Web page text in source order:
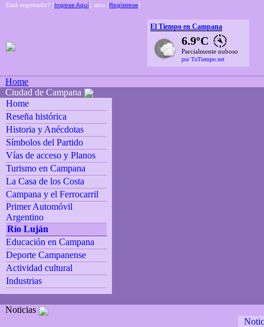
Está registrado? [Ingrese Aquí], sino [Regístrese]
El Tiempo en Campana
6.9ºC
Parcialmente nuboso
por TuTiempo.net
Home
Ciudad de Campana
Home
Reseña histórica
Historia y Anécdotas
Símbolos del Partido
Vías de acceso y Planos
Turismo en Campana
La Casa de los Costa
Campana y el Ferrocarril
Primer Automóvil
Argentino
Río Luján
Educación en Campana
Deporte Campanense
Actividad cultural
Industrias
Noticias